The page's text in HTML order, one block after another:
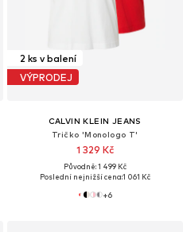
2 ks v balení
VÝPRODEJ
CALVIN KLEIN JEANS
Tričko 'Monologo T'
1 329 Kč
Původně: 1 499 Kč
Poslední nejnižší cena:1 061 Kč
+6